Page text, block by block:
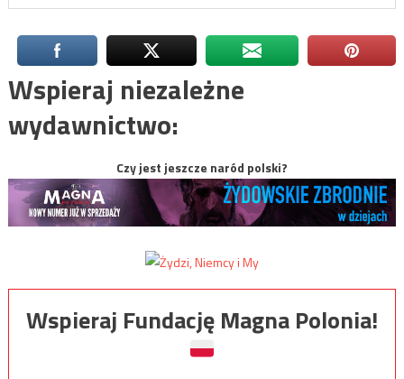
Wspieraj niezależne
wydawnictwo:
Czy jest jeszcze naród polski?
Wspieraj Fundację Magna Polonia!